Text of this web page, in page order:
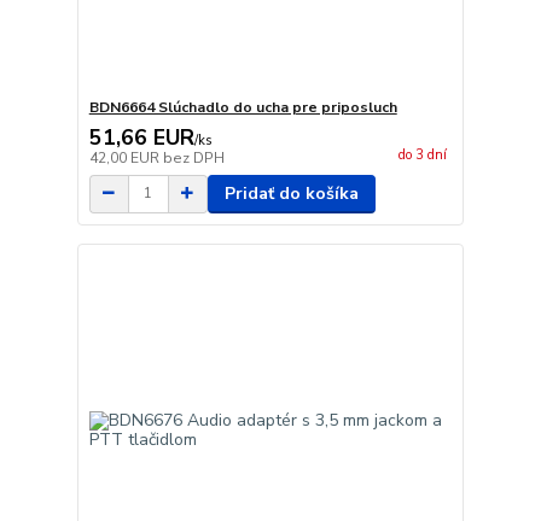
BDN6664 Slúchadlo do ucha pre priposluch
51,66 EUR/ks
42,00 EUR bez DPH do 3 dní
Pridať do košíka